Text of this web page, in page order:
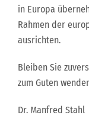
in Europa
Rahmen der
ausrichten.
Bleiben Sie
zum Guten
Dr. Manfred Stahl